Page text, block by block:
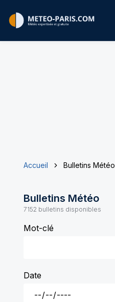
Accueil Bulletins Météo
Bulletins Météo
7152 bulletins disponibles
Mot-clé
Date